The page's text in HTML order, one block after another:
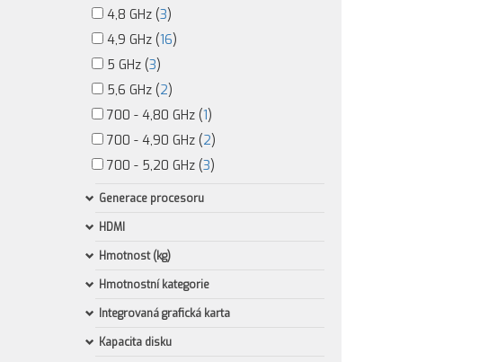
4,8 GHz (3)
4,9 GHz (16)
5 GHz (3)
5,6 GHz (2)
700 - 4,80 GHz (1)
700 - 4,90 GHz (2)
700 - 5,20 GHz (3)
Generace procesoru
HDMI
Hmotnost (kg)
Hmotnostní kategorie
Integrovaná grafická karta
Kapacita disku